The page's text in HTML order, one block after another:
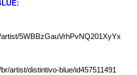
5WBBzGauVrhPvNQ201XyYx
artist/distintivo-blue/id457511491